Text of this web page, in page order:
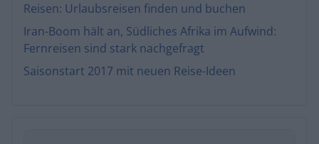
Reisen: Urlaubsreisen finden und buchen
Iran-Boom hält an, Südliches Afrika im Aufwind:
Fernreisen sind stark nachgefragt
Saisonstart 2017 mit neuen Reise-Ideen